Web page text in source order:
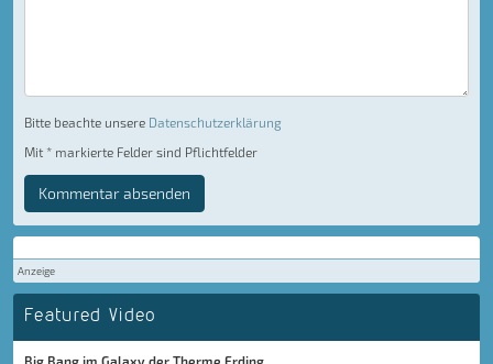
Bitte beachte unsere Datenschutzerklärung
Mit * markierte Felder sind Pflichtfelder
Kommentar absenden
Anzeige
Featured Video
Big Bang im Galaxy der Therme Erding